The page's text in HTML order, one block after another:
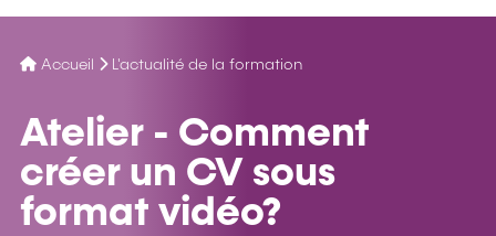
Accueil L'actualité de la formation
Atelier - Comment
créer un CV sous
format vidéo?